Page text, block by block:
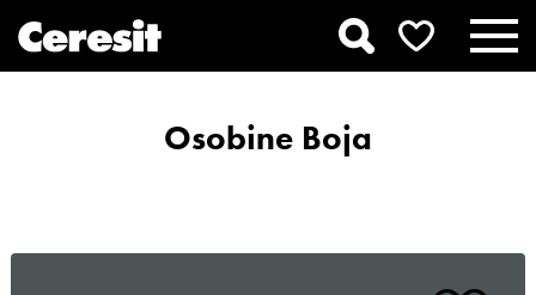
Osobine Boja